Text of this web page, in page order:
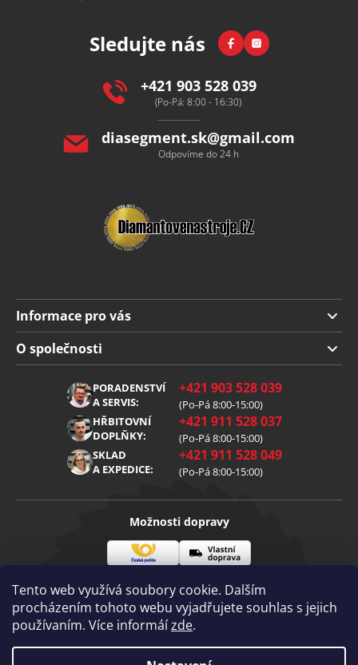
Tento web využívá soubory cookie. Dalším
procházením tohoto webu vyjadřujete souhlas s jejich
používaním. Více informáízde.
Sledujte nás FacebookInstagram
+421 903 528 039
(Po-Pá: 8:00 - 16:30)
diasegment.sk@gmail.com
Odpovíme do 24 h
Informace pro vás
Doprava a platba
Obchodní podmínky
Reklamace
Zpracování osobních údajů
O společnosti
PORADENSTVÍ
A SERVIS:
+421 903 528 039
(Po-Pá 8:00-15:00)
HŘBITOVNÍ
DOPLŇKY:
+421 911 528 037
(Po-Pá 8:00-15:00)
SKLAD
A EXPEDICE:
+421 911 528 049
(Po-Pá 8:00-15:00)
Možnosti dopravy
pošta
doprava
Visa Mastercard
Copyright 2026